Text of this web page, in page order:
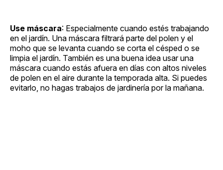
Use máscara: Especialmente cuando estés trabajando
en el jardín. Una máscara filtrará parte del polen y el
moho que se levanta cuando se corta el césped o se
limpia el jardín. También es una buena idea usar una
máscara cuando estás afuera en días con altos niveles
de polen en el aire durante la temporada alta. Si puedes
evitarlo, no hagas trabajos de jardinería por la mañana.